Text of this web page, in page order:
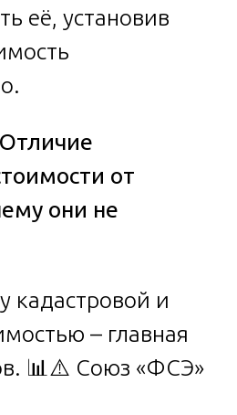
её, установив
от
они не
кадастровой и
– главная
📊⚠️ Союз «ФСЭ»